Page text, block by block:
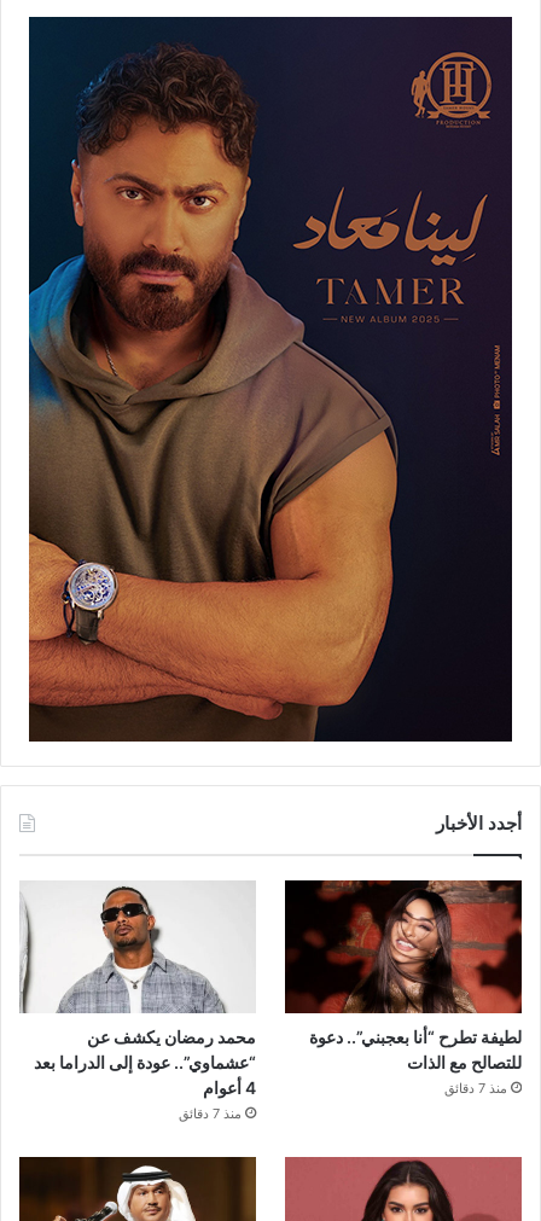
أجدد الأخبار
لطيفة تطرح “أنا بعجبني”.. دعوة
للتصالح مع الذات
منذ 7 دقائق
محمد رمضان يكشف عن
“عشماوي”.. عودة إلى الدراما بعد
4 أعوام
منذ 7 دقائق